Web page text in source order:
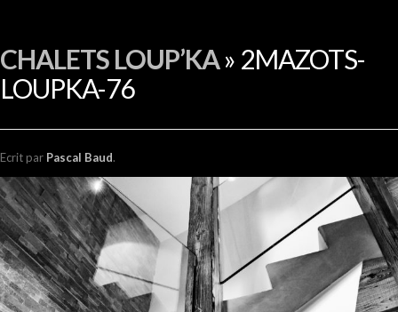
CHALETS LOUP’KA» 2MAZOTS-
LOUPKA-76
Ecrit par Pascal Baud.